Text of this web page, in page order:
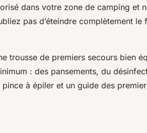
dans votre zone de camping et
pas d’éteindre complètement
trousse de premiers secours bien
: des pansements, du
à épiler et un guide des